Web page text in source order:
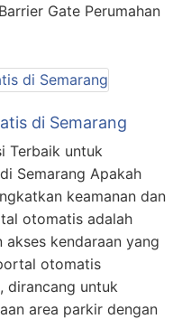
Gate Perumahan
di Semarang
Terbaik untuk
Semarang Apakah
keamanan dan
otomatis adalah
kendaraan yang
otomatis
dirancang untuk
area parkir dengan